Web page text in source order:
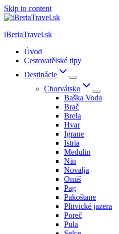
Skip to content
iBeriaTravel.sk
Úvod
Cestovatělské tipy
Destinácie
Chorvátsko
Baška Voda
Brač
Brela
Hvar
Igrane
Istria
Medulin
Nin
Novalja
Omiš
Pag
Pakoštane
Plitvické jazera
Poreč
Pula